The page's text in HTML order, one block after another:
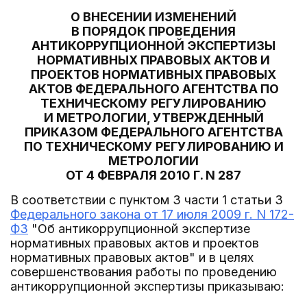
О ВНЕСЕНИИ ИЗМЕНЕНИЙ
В ПОРЯДОК ПРОВЕДЕНИЯ
АНТИКОРРУПЦИОННОЙ ЭКСПЕРТИЗЫ
НОРМАТИВНЫХ ПРАВОВЫХ АКТОВ И
ПРОЕКТОВ НОРМАТИВНЫХ ПРАВОВЫХ
АКТОВ ФЕДЕРАЛЬНОГО АГЕНТСТВА ПО
ТЕХНИЧЕСКОМУ РЕГУЛИРОВАНИЮ
И МЕТРОЛОГИИ, УТВЕРЖДЕННЫЙ
ПРИКАЗОМ ФЕДЕРАЛЬНОГО АГЕНТСТВА
ПО ТЕХНИЧЕСКОМУ РЕГУЛИРОВАНИЮ И
МЕТРОЛОГИИ
ОТ 4 ФЕВРАЛЯ 2010 Г. N 287
В соответствии с пунктом 3 части 1 статьи 3
Федерального закона от 17 июля 2009 г. N 172-
ФЗ "Об антикоррупционной экспертизе
нормативных правовых актов и проектов
нормативных правовых актов" и в целях
совершенствования работы по проведению
антикоррупционной экспертизы приказываю: